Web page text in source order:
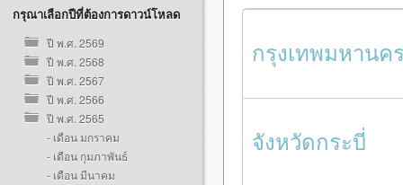
กรุณาเลือกปีที่ต้องการดาวน์โหลด
ปี พ.ศ. 2569
ปี พ.ศ. 2568
ปี พ.ศ. 2567
ปี พ.ศ. 2566
ปี พ.ศ. 2565
- เดือน มกราคม
- เดือน กุมภาพันธ์
- เดือน มีนาคม
กรุงเทพมหานค
จังหวัดกระบี่